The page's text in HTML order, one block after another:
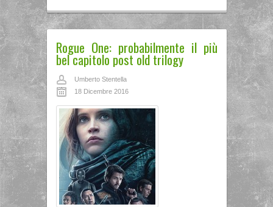
Rogue One: probabilmente il più
bel capitolo post old trilogy
Umberto Stentella
18 Dicembre 2016